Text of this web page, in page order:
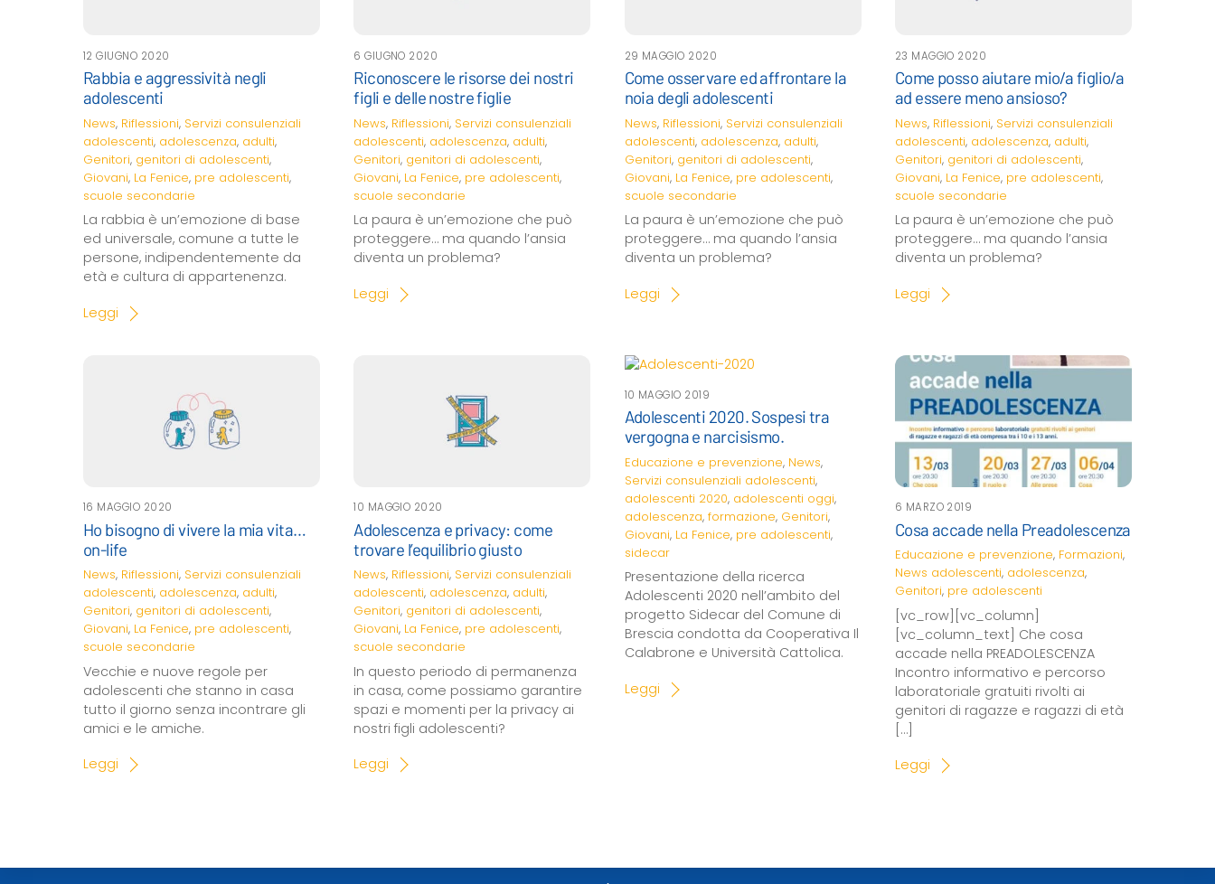
12 GIUGNO 2020
Rabbia e aggressività negli
adolescenti
News, Riflessioni, Servizi consulenziali
adolescenti, adolescenza, adulti,
Genitori, genitori di adolescenti,
Giovani, La Fenice, pre adolescenti,
scuole secondarie
La rabbia è un’emozione di base
ed universale, comune a tutte le
persone, indipendentemente da
età e cultura di appartenenza.
Leggi
6 GIUGNO 2020
Riconoscere le risorse dei nostri
figli e delle nostre figlie
News, Riflessioni, Servizi consulenziali
adolescenti, adolescenza, adulti,
Genitori, genitori di adolescenti,
Giovani, La Fenice, pre adolescenti,
scuole secondarie
La paura è un’emozione che può
proteggere… ma quando l’ansia
diventa un problema?
Leggi
29 MAGGIO 2020
Come osservare ed affrontare la
noia degli adolescenti
News, Riflessioni, Servizi consulenziali
adolescenti, adolescenza, adulti,
Genitori, genitori di adolescenti,
Giovani, La Fenice, pre adolescenti,
scuole secondarie
La paura è un’emozione che può
proteggere… ma quando l’ansia
diventa un problema?
Leggi
23 MAGGIO 2020
Come posso aiutare mio/a figlio/a
ad essere meno ansioso?
News, Riflessioni, Servizi consulenziali
adolescenti, adolescenza, adulti,
Genitori, genitori di adolescenti,
Giovani, La Fenice, pre adolescenti,
scuole secondarie
La paura è un’emozione che può
proteggere… ma quando l’ansia
diventa un problema?
Leggi
16 MAGGIO 2020
Ho bisogno di vivere la mia vita…
on-life
News, Riflessioni, Servizi consulenziali
adolescenti, adolescenza, adulti,
Genitori, genitori di adolescenti,
Giovani, La Fenice, pre adolescenti,
scuole secondarie
Vecchie e nuove regole per
adolescenti che stanno in casa
tutto il giorno senza incontrare gli
amici e le amiche.
Leggi
10 MAGGIO 2020
Adolescenza e privacy: come
trovare l’equilibrio giusto
News, Riflessioni, Servizi consulenziali
adolescenti, adolescenza, adulti,
Genitori, genitori di adolescenti,
Giovani, La Fenice, pre adolescenti,
scuole secondarie
In questo periodo di permanenza
in casa, come possiamo garantire
spazi e momenti per la privacy ai
nostri figli adolescenti?
Leggi
10 MAGGIO 2019
Adolescenti 2020. Sospesi tra
vergogna e narcisismo.
Educazione e prevenzione, News,
Servizi consulenziali adolescenti,
adolescenti 2020, adolescenti oggi,
adolescenza, formazione, Genitori,
Giovani, La Fenice, pre adolescenti,
sidecar
Presentazione della ricerca
Adolescenti 2020 nell’ambito del
progetto Sidecar del Comune di
Brescia condotta da Cooperativa Il
Calabrone e Università Cattolica.
Leggi
6 MARZO 2019
Cosa accade nella Preadolescenza
Educazione e prevenzione, Formazioni,
News adolescenti, adolescenza,
Genitori, pre adolescenti
[vc_row][vc_column]
[vc_column_text] Che cosa
accade nella PREADOLESCENZA
Incontro informativo e percorso
laboratoriale gratuiti rivolti ai
genitori di ragazze e ragazzi di età
[…]
Leggi